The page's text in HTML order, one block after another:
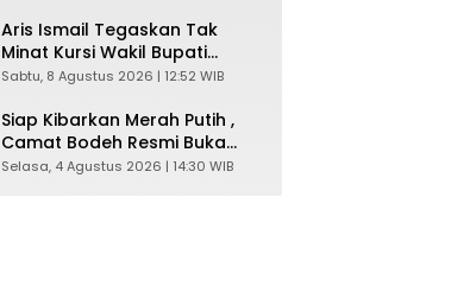
Aris Ismail Tegaskan Tak
Minat Kursi Wakil Bupati
Pemalang, Fokus Kawal
Sabtu, 8 Agustus 2026 | 12:52 WIB
Siap Kibarkan Merah Putih ,
Camat Bodeh Resmi Buka
Pelatihan Capaska 2026
Selasa, 4 Agustus 2026 | 14:30 WIB